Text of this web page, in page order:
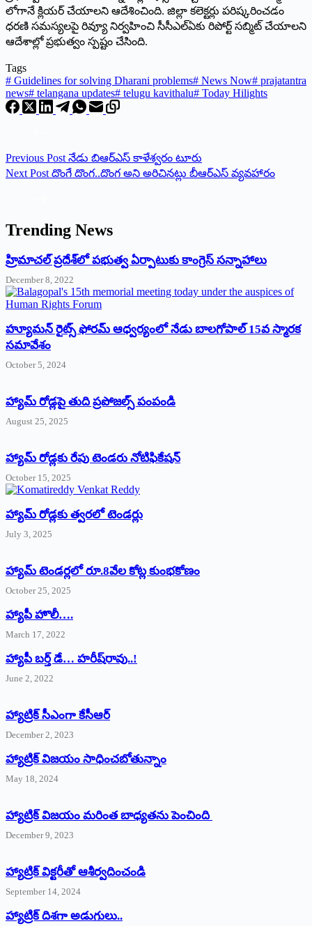
లోగానే క్లియర్‌ చేయాలని ఆదేశించింది. జిల్లా కలెక్టర్లు పరిష్కరించడం
ధరణి సమస్యలపై రివ్యూ నిర్వహించి సీసీఎల్‌ఏకు రిపోర్ట్‌ సబ్మిట్‌ చేయాలని
ఆదేశాల్లో ప్రభుత్వం స్పష్టం చేసింది.
Tags
# Guidelines for solving Dharani problems# News Now# prajatantra
news# telangana updates# telugu kavithalu# Today Hilights
Previous Post నేడు బిఆర్‌ఎస్‌ కాళేశ్వరం టూరు
Next Post దొంగే దొంగ..దొంగ అని అరిచినట్లు బీఆర్‌ఎస్‌ వ్యవహారం
Trending News
‌హ్రిమాచల్‌ ‌ప్రదేశ్‌లో పభుత్వ ఏర్పాటుకు కాంగ్రెస్‌ ‌సన్నాహాలు
December 8, 2022
హ్యూమన్‌ రైట్స్‌ ఫోరమ్‌ ఆధ్వర్యంలో నేడు బాలగోపాల్‌ 15వ స్మారక
సమావేశం
October 5, 2024
హ్యామ్‌ రోడ్లపై తుది ప్రపోజల్స్‌ పంపండి
August 25, 2025
హ్యామ్‌ రోడ్లకు రేపు టెండరు నోటిఫికేషన్‌
October 15, 2025
హ్యామ్‌ రోడ్లకు త్వరలో టెండర్లు
July 3, 2025
హ్యామ్‌ ‌టెండర్లలో రూ.8వేల కోట్ల కుంభకోణం
October 25, 2025
హ్యాపీ హొలీ….
March 17, 2022
హ్యాపీ బర్త్ ‌డే… హరీష్‌రావు..!
June 2, 2022
హ్యాట్రిక్‌ ‌సీఎంగా కేసీఆర్‌
December 2, 2023
హ్యాట్రిక్‌ విజయం సాధించబోతున్నాం
May 18, 2024
హ్యాట్రిక్ విజయం మరింత బాధ్యతను పెంచింది
December 9, 2023
హ్యాట్రిక్‌ ‌విక్టరీతో ఆశీర్వదించండి
September 14, 2024
‌హ్యాట్రిక్‌ ‌దిశగా అడుగులు..